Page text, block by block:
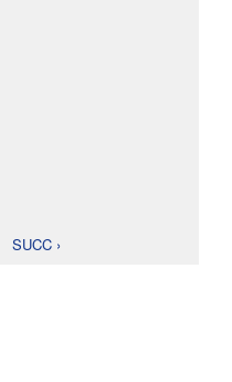
SUCC ›